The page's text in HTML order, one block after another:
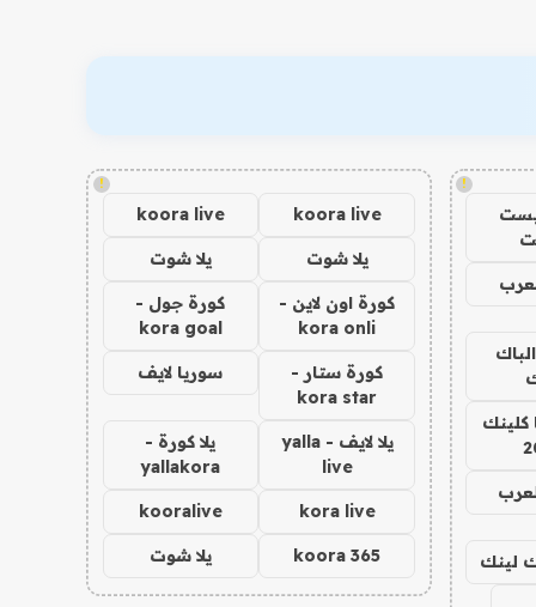
!
كلينك
لينك
!
koora live
koora live
يلا شوت يلا شوت
كورة اون لاين -
kora onli
كورة جول -
kora goal
كورة ستار -
kora star
سوريا لايف
يلا لايف - yalla
live
يلا كورة -
yallakora
kora live
kooralive
koora 365 يلا شوت